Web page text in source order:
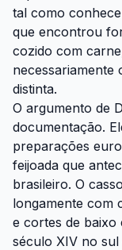
tal como
que encontrou
cozido com
necessariamente
distinta.
O argumento de
documentação.
preparações
feijoada que
brasileiro. O
longamente com
e cortes de
século XIV no